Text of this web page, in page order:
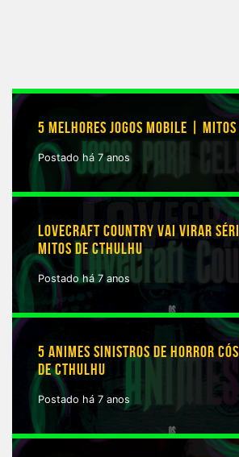
5 MELHORES JOGOS MOBILE |
Postado há 7 anos
LOVECRAFT COUNTRY VAI VIRAR
MITOS DE CTHULHU
Postado há 7 anos
5 ANIMES SINISTROS DE HORROR
DE CTHULHU
Postado há 7 anos